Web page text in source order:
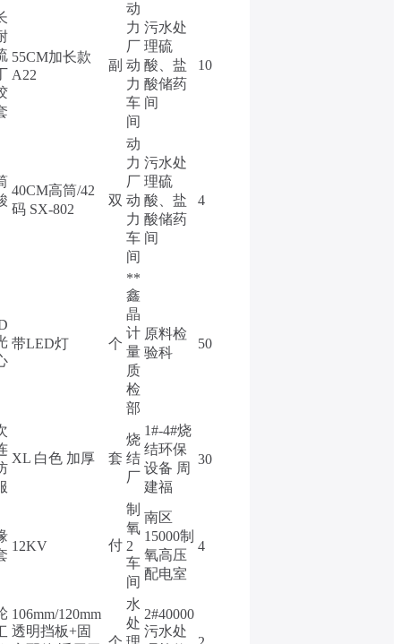
55CM加长款
A22
副
动
力
厂
动
力
车
间
污水处
理硫
酸、盐
酸储药
间
10
40CM高筒/42
码 SX-802
双
动
力
厂
动
力
车
间
污水处
理硫
酸、盐
酸储药
间
4
带LED灯 个
**
鑫
晶
计
量
质
检
部
原料检
验科
50
XL 白色 加厚 套
烧
结
厂
1#-4#烧
结环保
设备 周
建福
30
12KV 付
制
氧
2
车
间
南区
15000制
氧高压
配电室
4
106mm/120mm
透明挡板+固
水
处
2#40000
污水处